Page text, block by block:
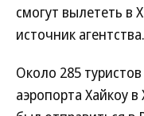
смогут вылететь
источник агентства.
Около 285
аэропорта Хайкоу